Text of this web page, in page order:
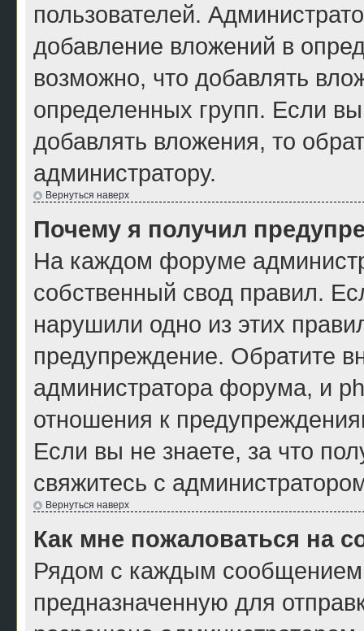
пользователей.
добавление вложений в
возможно, что добавлять
определенных групп. Если
добавлять вложения, то
администратору.
Вернуться наверх
Почему я получил
На каждом форуме
собственный свод правил.
нарушили одно из этих
предупреждение. Обратите
администратора форума, и
отношения к
Если вы не знаете, за что
свяжитесь с
Вернуться наверх
Как мне пожаловаться на
Рядом с каждым сообщением
предназначенную для